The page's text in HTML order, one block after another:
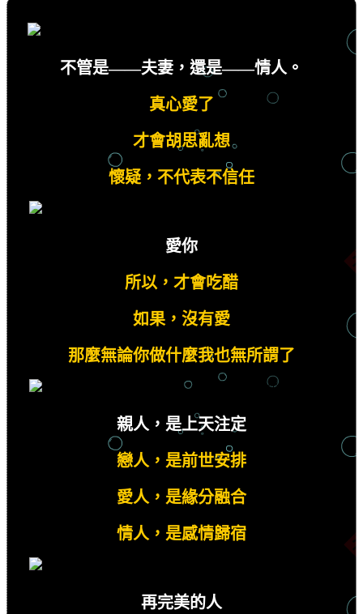
不管是——夫妻，還是——情人。
真心愛了
才會胡思亂想
懷疑，不代表不信任
愛你
所以，才會吃醋
如果，沒有愛
那麼無論你做什麼我也無所謂了
親人，是上天注定
戀人，是前世安排
愛人，是緣分融合
情人，是感情歸宿
再完美的人